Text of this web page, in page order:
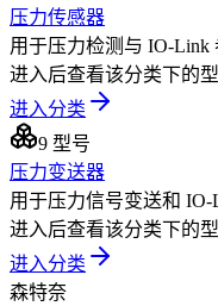
压力传感器
用于压力检测与 IO-Link
进入后查看该分类下的型
进入分类
9 型号
压力变送器
用于压力信号变送和 IO-
进入后查看该分类下的型
进入分类
森特奈